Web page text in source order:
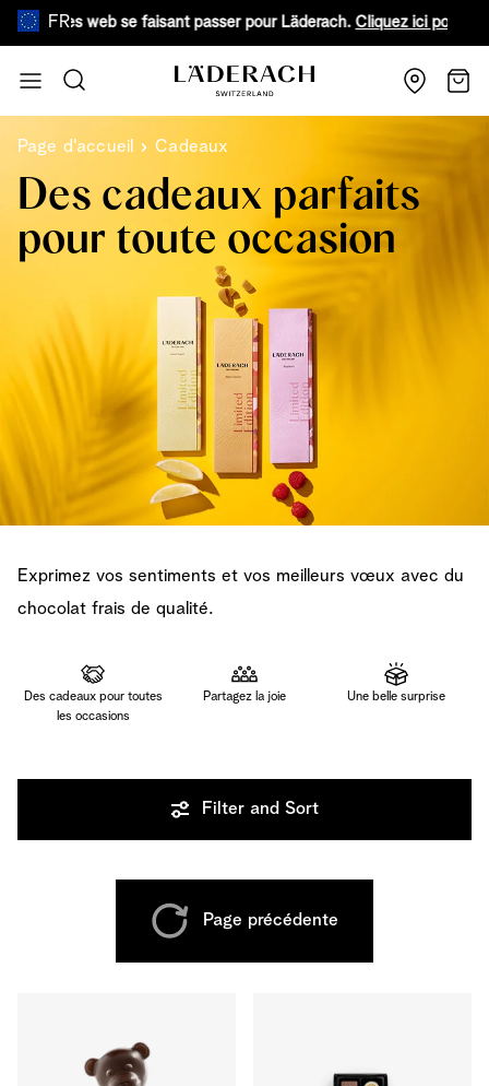
FR
sites web se faisant passer pour Läderach.Cliquez ici pour en
Recherche
Page d'accueil Cadeaux
Des cadeaux parfaits
pour toute occasion
Exprimez vos sentiments et vos meilleurs vœux avec du
chocolat frais de qualité.
Des cadeaux pour toutes
les occasions
Partagez la joie Une belle surprise
Filter and Sort
Page précédente